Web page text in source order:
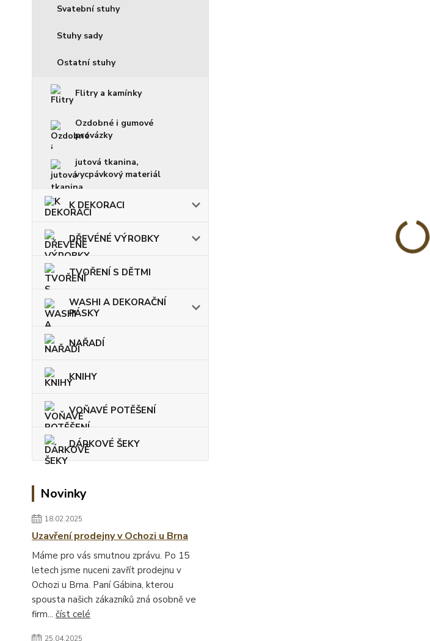
Svatební stuhy
Stuhy sady
Ostatní stuhy
Flitry a kamínky
Ozdobné i gumové
provázky
jutová tkanina,
vycpávkový materiál
K DEKORACI
DŘEVÉNÉ VÝROBKY
TVOŘENÍ S DĚTMI
WASHI A DEKORAČNÍ
PÁSKY
NAŘADÍ
KNIHY
VOŇAVÉ POTĚŠENÍ
DÁRKOVÉ ŠEKY
Novinky
18.02.2025
Uzavření prodejny v Ochozi u Brna
Máme pro vás smutnou zprávu. Po 15
letech jsme nuceni zavřít prodejnu v
Ochozi u Brna. Paní Gábina, kterou
spousta našich zákazníků zná osobně ve
firm... číst celé
25.04.2025